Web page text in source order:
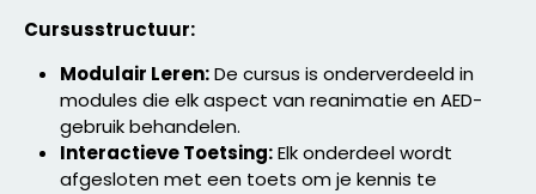
Cursusstructuur:
Modulair Leren:De cursus is onderverdeeld in
modules die elk aspect van reanimatie en AED-
gebruik behandelen.
Interactieve Toetsing:Elk onderdeel wordt
afgesloten met een toets om je kennis te